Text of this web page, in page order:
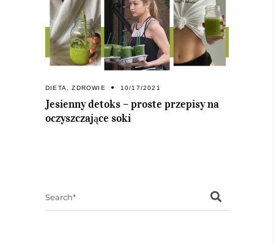
DIETA ,ZDROWIE 10/17/2021
Jesienny detoks – proste przepisy na
oczyszczające soki